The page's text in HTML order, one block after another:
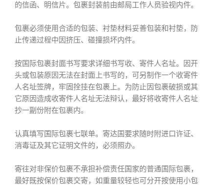
的信函、明信片。包裹封装前由邮局工作人员验视内件。
包裹必须使用合适的包装、衬垫材料妥善包装和衬垫，防
止传递过程中因挤压、碰撞损坏内件。
按国际包裹封面书写要求详细书写收、寄件人名址。因开
头或包装原因无法在封面上书写的，可另制作一个收寄件
人名址签牌，牢固拴挂在包裹上。为防止因包裹破损或其
它原因造成收寄件人名址无法辩认，最好将收寄件人名址
抄一副份附在包裹内。
认真填写国际包裹七联单。寄达国要求随时附进口许证、
消毒证及其它证明文件的，必须照办。
寄往对非保价包裹不承担补偿责任国家的普通国际包裹，
最好既按保价包裹交寄，如重量较轻也可分开按使用小包